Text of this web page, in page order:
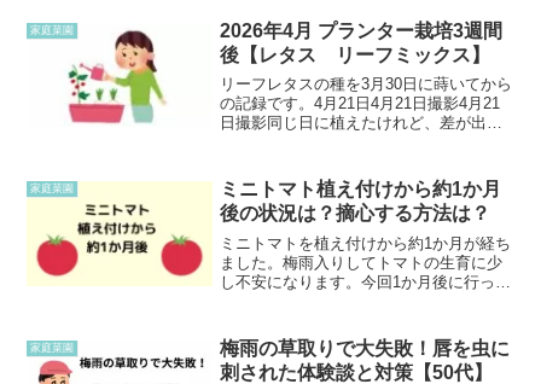
家庭菜園
2026年4月 プランター栽培3週間
後【レタス リーフミックス】
リーフレタスの種を3月30日に蒔いてから
の記録です。4月21日4月21日撮影4月21
日撮影同じ日に植えたけれど、差が出て
たりがあまり良くなかったのかもしれな
い。移植もや...
家庭菜園
ミニトマト植え付けから約1か月
後の状況は？摘心する方法は？
ミニトマトを植え付けから約1か月が経ち
ました。梅雨入りしてトマトの生育に少
し不安になります。今回1か月後に行った
機肥料を追肥をした。2回目摘心をした。
1か月後のミニトマ...
家庭菜園
梅雨の草取りで大失敗！唇を虫に
刺された体験談と対策【50代】